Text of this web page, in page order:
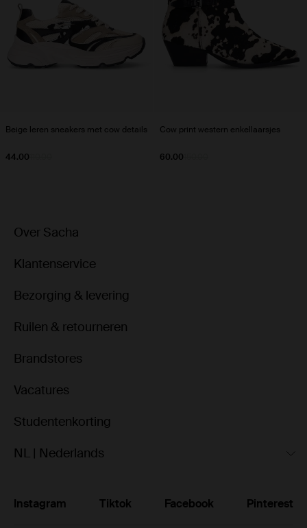
Beige leren sneakers met cow details
44.00
Cow print western enkellaarsjes
60.00
Over Sacha
Klantenservice
Bezorging & levering
Ruilen & retourneren
Brandstores
Vacatures
Studentenkorting
NL | Nederlands
Instagram Tiktok Facebook Pinterest